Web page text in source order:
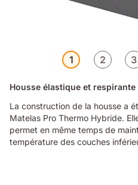
1 2 3
Housse élastique et respirante
La construction de la housse a
Matelas Pro Thermo Hybride.
permet en même temps de
température des couches